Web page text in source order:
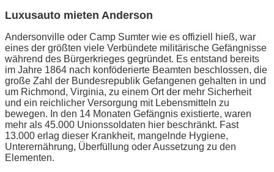
Luxusauto mieten Anderson
Andersonville oder Camp Sumter wie es offiziell hieß, war
eines der größten viele Verbündete militärische Gefängnisse
während des Bürgerkrieges gegründet. Es entstand bereits
im Jahre 1864 nach konföderierte Beamten beschlossen, die
große Zahl der Bundesrepublik Gefangenen gehalten in und
um Richmond, Virginia, zu einem Ort der mehr Sicherheit
und ein reichlicher Versorgung mit Lebensmitteln zu
bewegen. In den 14 Monaten Gefängnis existierte, waren
mehr als 45.000 Unionssoldaten hier beschränkt. Fast
13.000 erlag dieser Krankheit, mangelnde Hygiene,
Unterernährung, Überfüllung oder Aussetzung zu den
Elementen.